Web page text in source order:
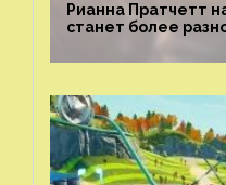
Рианна Пратчетт
станет более
репрезентации